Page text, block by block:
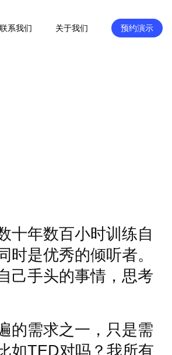
预约演示
关于我们
联系我们
十年数百小时训练自
是优秀的倾听者。
己手头的事情，思考
的需求之一，只是需
如TED对吗？我所有